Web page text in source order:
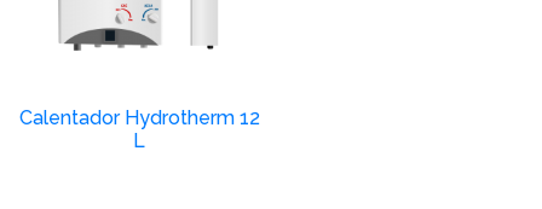
Calentador Hydrotherm 12
L